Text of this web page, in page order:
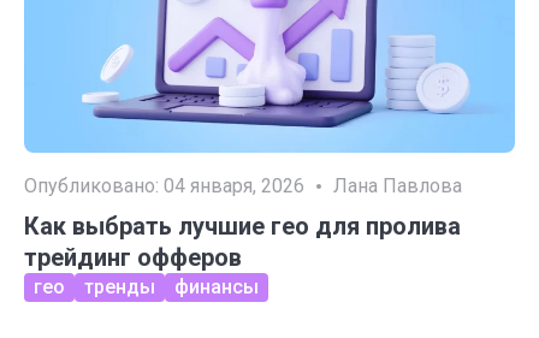
Опубликовано: 04 января, 2026 Лана Павлова
Как выбрать лучшие гео для пролива
трейдинг офферов
гео тренды финансы